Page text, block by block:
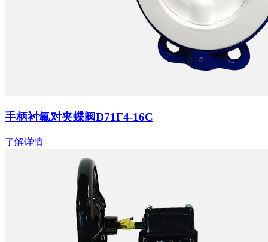
手柄衬氟对夹蝶阀D71F4-16C
了解详情